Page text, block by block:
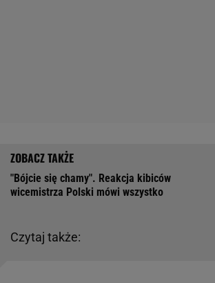
Czytaj także:
"Bójcie się chamy". Reakcja kibiców
wicemistrza Polski mówi wszystko